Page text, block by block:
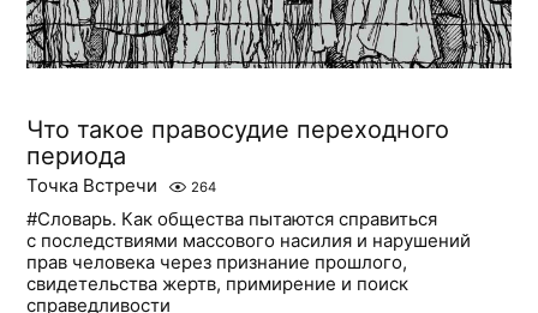
Что такое правосудие переходного
периода
Точка Встречи 264
#Словарь. Как общества пытаются справиться
с последствиями массового насилия и нарушений
прав человека через признание прошлого,
свидетельства жертв, примирение и поиск
справедливости